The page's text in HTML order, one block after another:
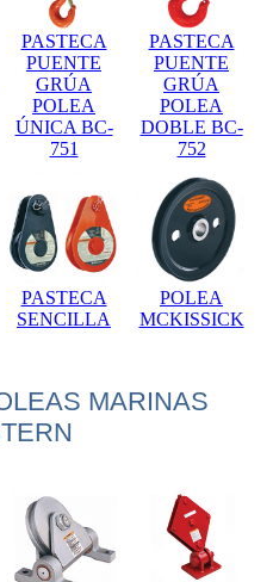
PASTECA
PUENTE
GRÚA
POLEA
ÚNICA BC-
751
PASTECA
PUENTE
GRÚA
POLEA
DOBLE BC-
752
PASTECA
SENCILLA
POLEA
MCKISSICK
MARINAS